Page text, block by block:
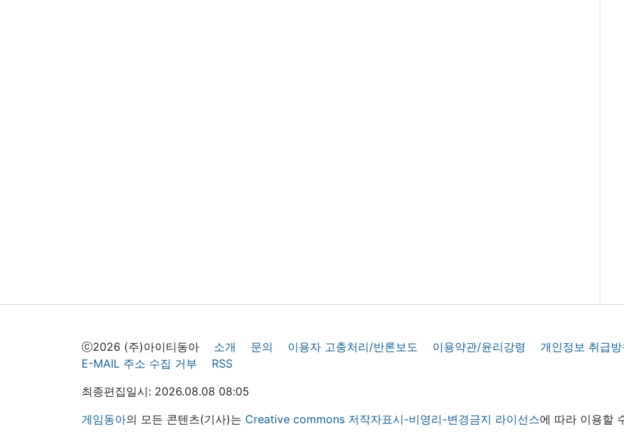
ⓒ2026 (주)아이티동아 소개 문의 이용자 고충처리/반론보도 이용약관/윤리강령
개인정보 취급
E-MAIL 주소 수집 거부
RSS
최종편집일시: 2026.08.08 08:05
게임동아의 모든 콘텐츠(기사)는 Creative commons 저작자표시-비영리-변경금지 라이선스에 따라 이용할